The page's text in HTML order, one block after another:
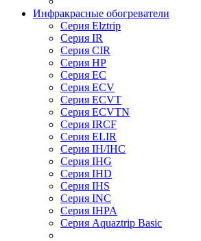
Инфракрасные обогреватели
Серия Elztrip
Серия IR
Серия CIR
Серия HP
Серия EC
Серия ECV
Серия ECVT
Серия ECVTN
Серия IRCF
Серия ELIR
Серия IH/IHC
Серия IHG
Серия IHD
Серия IHS
Серия INC
Серия IHPA
Серия Aquaztrip Basic